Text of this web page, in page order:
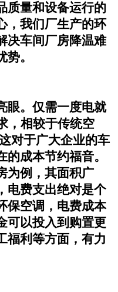
质量和设备运行的
，我们厂生产的环
决车间厂房降温难
。
眼。仅需一度电就
，相较于传统空
对于广大企业的车
成本节约福音。
为例，其面积广
电费支出绝对是个
保空调，电费成本
可以投入到购置更
福利等方面，有力